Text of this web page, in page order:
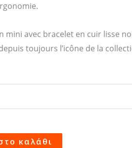
mini avec bracelet en cuir lisse
toujours l’icône de la
καλάθι